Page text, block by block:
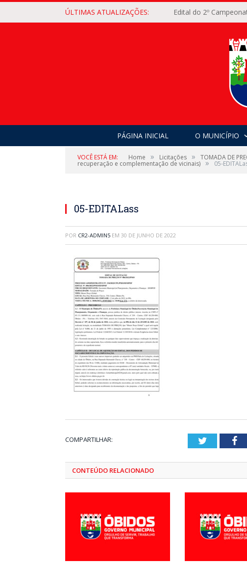
ÚLTIMAS ATUALIZAÇÕES: Edital do 2º
PÁGINA INICIAL O MUNICÍPIO
VOCÊ ESTÁ EM: Home » Licitações » TOMADA DE
recuperação e complementação de vicinais) » 05-
05-EDITALass
POR CR2-ADMIN5 EM 30 DE JUNHO DE 2022
COMPARTILHAR: Twitter
CONTEÚDO RELACIONADO